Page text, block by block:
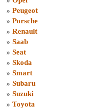
» Peugeot
» Porsche
» Renault
» Saab
» Seat
» Skoda
» Smart
» Subaru
» Suzuki
» Toyota